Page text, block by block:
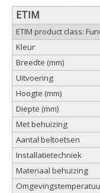
ETIM
ETIM product class:
Kleur
Breedte (mm)
Uitvoering
Hoogte (mm)
Diepte (mm)
Met behuizing
Aantal beltoetsen
Installatietechniek
Materiaal behuizing